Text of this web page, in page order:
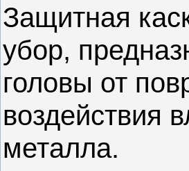
Защитная
убор,
головы от
воздействия
металла.